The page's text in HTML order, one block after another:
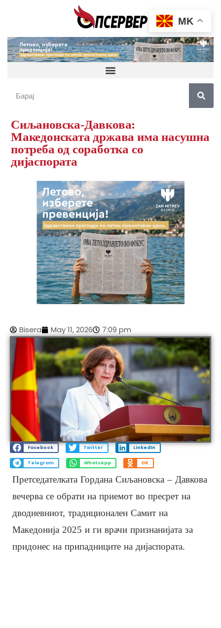
Сиљановска-Давкова:
Македонската држава има насушна
потреба од соработка со
дијаспората
Bisera May 11, 2026 7:09 pm
Facebook Twitter LinkedIn
Telegram WhatsApp OK
Претседателката Гордана Сиљановска – Давкова
вечерва се обрати на приемот во пресрет на
дводневниот, традиционален Самит на
Македонија 2025 и ги врачи признанијата за
придонес на припадниците на дијаспората.
MK